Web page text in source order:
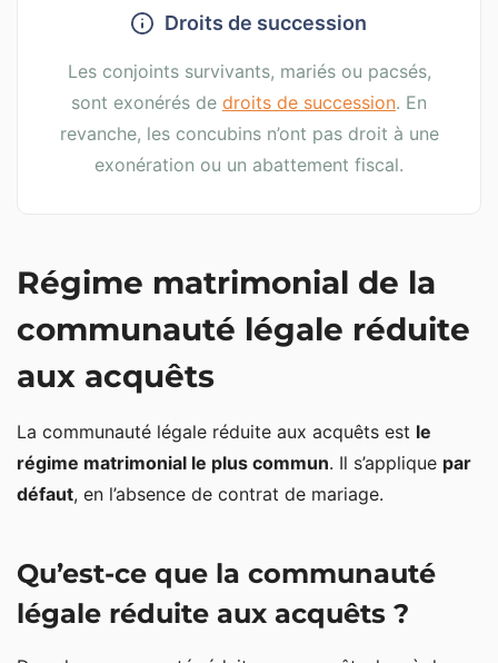
Droits de succession
Les conjoints survivants, mariés ou pacsés,
sont exonérés de droits de succession. En
revanche, les concubins n’ont pas droit à une
exonération ou un abattement fiscal.
Régime matrimonial de la
communauté légale réduite
aux acquêts
La communauté légale réduite aux acquêts est le
régime matrimonial le plus commun. Il s’applique par
défaut, en l’absence de contrat de mariage.
Qu’est-ce que la communauté
légale réduite aux acquêts ?